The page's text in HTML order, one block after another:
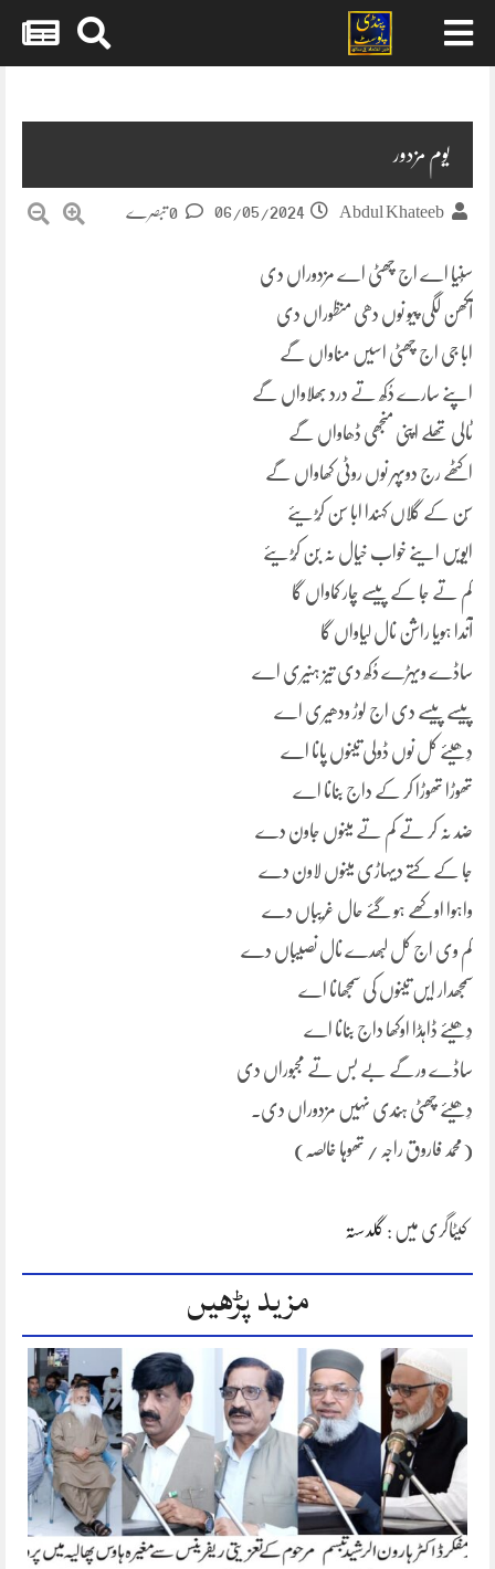
یوم مزدور
Abdul Khateeb
06/05/2024
سُنیا اے اج چھٹی اے مزدوراں دی
آکھن لگی پیو نوں دھی منظوراں دی
ابا جی اج چھٹی اسیں مناواں گے
اپنے سارے دُکھ تے درد بھلاواں گے
ٹالی تھلے اپنی منجھی ڈھاواں گے
اکٹھے رج دوپہر نوں روٹی کھاواں گے
سُن کے گلاں کہندا ابا سُن کُڑیئے
ایویں اینے خواب خیال نہ بُن کُڑیئے
کم تے جا کے پیسے چار کماواں گا
آندا ہویا راشن نال لیاواں گا
ساڈے ویہڑے دُکھ دی تیز ہنیری اے
پیسے پیسے دی اج لوڑ ودھیری اے
دِھیئے کل نوں ڈولی تینوں پانا اے
تھوڑا تھوڑا کر کے داج بنانا اے
ضد نہ کر تے کم تے مینوں جاون دے
جا کے کِتے دیہاڑی مینوں لاون دے
واہوا اوکھے ہو گئے حال غریباں دے
کم وی اج کل لبھدے نال نصیباں دے
سمجھدار ایں تینوں کی سمجھانا اے
دِھیئے ڈاہڈا اوکھا داج بنانا اے
ساڈے ورگے بے بس تے مجبوراں دی
دِھیئے چھٹی ہُندی نہیں مزدوراں دی۔
(محمد فاروق راجہ / تھوہا خالصہ)
کیٹاگری میں : گلدستہ
مزید پڑھیں